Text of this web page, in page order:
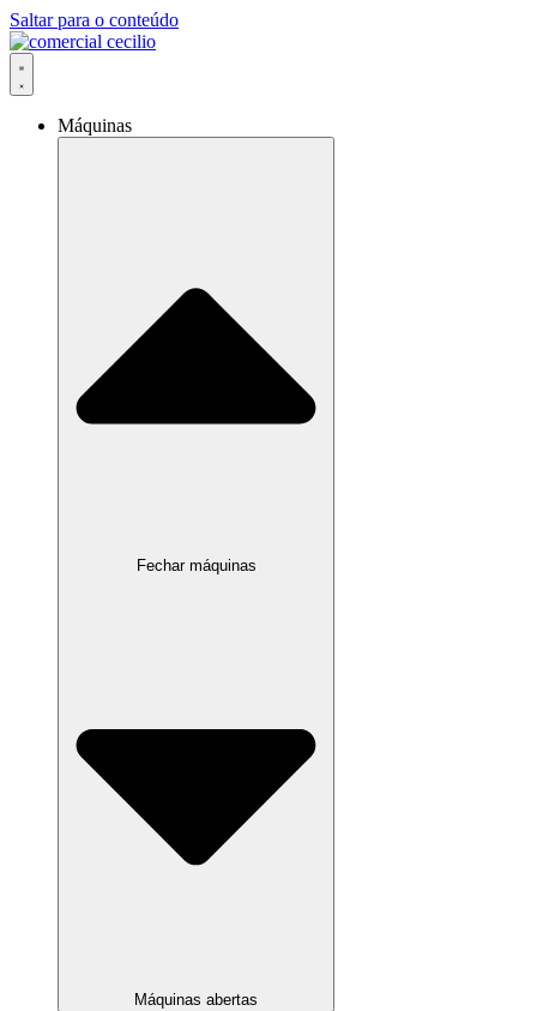
Saltar para o conteúdo
Máquinas
Fechar máquinas
Máquinas abertas